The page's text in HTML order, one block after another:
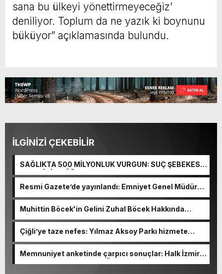
sana bu ülkeyi yönettirmeyeceğiz’
deniliyor. Toplum da ne yazık ki boynunu
büküyor” açıklamasında bulundu.
İLGİNİZİ ÇEKEBİLİR
SAĞLIKTA 500 MİLYONLUK VURGUN: SUÇ ŞEBEKESİ
KAÇIŞ İÇİN DÜĞMEYE BASTI!
Resmi Gazete’de yayınlandı: Emniyet Genel Müdürü
görevden alındı!
Muhittin Böcek'in Gelini Zuhal Böcek Hakkında
Gözaltı Kararı!
Çiğli’ye taze nefes: Yılmaz Aksoy Parkı hizmete
Memnuniyet anketinde çarpıcı sonuçlar: Halk İzmirli
başkanlardan memnun, Ömer Eşki ilk sırada